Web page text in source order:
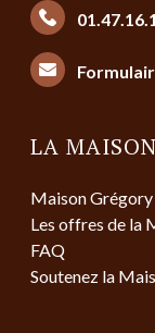
LA MAISON
Maison
Les offres de la
FAQ
Soutenez la